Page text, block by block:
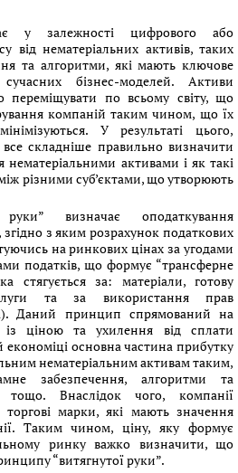
у залежності цифрового або
від нематеріальних активів, таких
та алгоритми, які мають ключове
бізнес-моделей. Активи
переміщувати по всьому світу, що
компаній таким чином, що їх
У результаті цього,
складніше правильно визначити
активами і як такі
різними суб’єктами, що утворюють
визначає оподаткування
з яким розрахунок податкових
на ринкових цінах за угодами
податків, що формує “трансферне
стягується за: матеріали, готову
та за використання прав
Даний принцип спрямований на
із ціною та ухилення від сплати
економіці основна частина прибутку
нематеріальним активам таким,
забезпечення, алгоритми та
тощо. Внаслідок чого, компанії
марки, які мають значення
Таким чином, ціну, яку формує
ринку важко визначити, що
“витягнутої руки”.